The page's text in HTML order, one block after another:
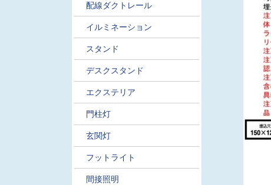
配線ダクトレール
イルミネーション
スタンド
デスクスタンド
エクステリア
門柱灯
玄関灯
フットライト
間接照明